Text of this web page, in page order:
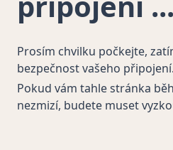
Prosím chvilku počkejte,
bezpečnost vašeho připojení.
Pokud vám tahle stránka
nezmizí, budete muset